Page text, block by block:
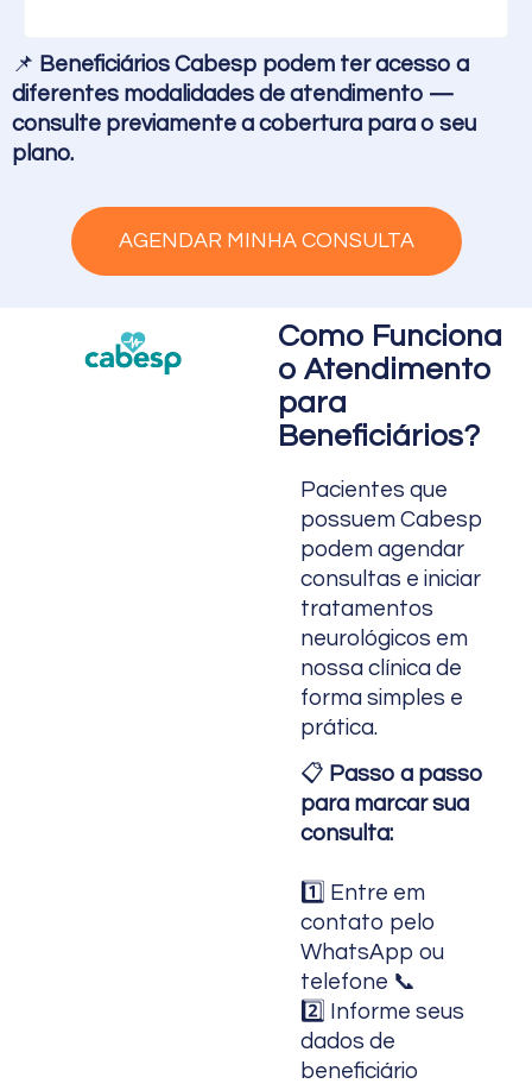
📌 Beneficiários Cabesp podem ter acesso a
diferentes modalidades de atendimento —
consulte previamente a cobertura para o seu
plano.
AGENDAR MINHA CONSULTA
Como Funciona
o Atendimento
para
Beneficiários?
Pacientes que
possuem Cabesp
podem agendar
consultas e iniciar
tratamentos
neurológicos em
nossa clínica de
forma simples e
prática.
📋 Passo a passo
para marcar sua
consulta:
1️⃣ Entre em
contato pelo
WhatsApp ou
telefone 📞
2️⃣ Informe seus
dados de
beneficiário